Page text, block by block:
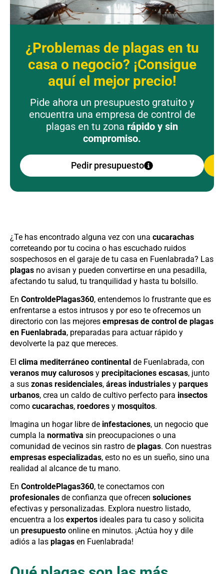
¿Problemas de plagas en tu
casa o negocio? ¡Consigue
aquí el mejor precio!
Pide ahora un presupuesto gratuito y
encuentra una empresa de control de
plagas en tu zona rápido y sin
compromiso.
Pedir presupuesto
¿Te has encontrado alguna vez con una cucarachas
correteando por tu cocina o has escuchado ruidos
sospechosos en el garaje de tu casa en Fuenlabrada? Las
plagas no avisan y pueden convertirse en una pesadilla,
afectando tu salud, tu tranquilidad y hasta tu bolsillo.
En ControldePlagas360, entendemos lo frustrante que es
enfrentarse a estos intrusos y por eso te ofrecemos un
directorio con las mejores empresas de control de plagas
en Fuenlabrada, preparadas para actuar rápido y
devolverte la paz que mereces.
El clima mediterráneo continental de Fuenlabrada, con
veranos muy calurosos y precipitaciones escasas, junto
a sus zonas residenciales, áreas industriales y parques
urbanos, crea un caldo de cultivo perfecto para insectos
como cucarachas, roedores y mosquitos.
Imagina un hogar libre de infestaciones, un negocio que
cumpla la normativa sin preocupaciones o una
comunidad de vecinos sin rastro de plagas. Con nuestras
empresas especializadas, esto no es un sueño, sino una
realidad al alcance de tu mano.
En ControldePlagas360, te conectamos con
profesionales de confianza que ofrecen soluciones
efectivas y personalizadas. Explora nuestro listado,
encuentra a los expertos ideales para tu caso y solicita
un presupuesto online en minutos. ¡Actúa hoy y dile
adiós a las plagas en Fuenlabrada!